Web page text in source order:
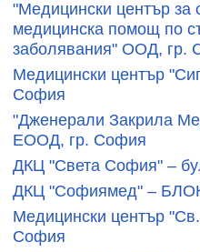
"Медицински център за
медицинска помощ по
заболявания" ООД, гр.
Медицински център
София
"Дженерали Закрила
ЕООД, гр. София
ДКЦ "Света София" –
ДКЦ "Софиямед" –
Медицински център
София